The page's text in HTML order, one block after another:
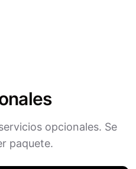
opcionales. Se
paquete.